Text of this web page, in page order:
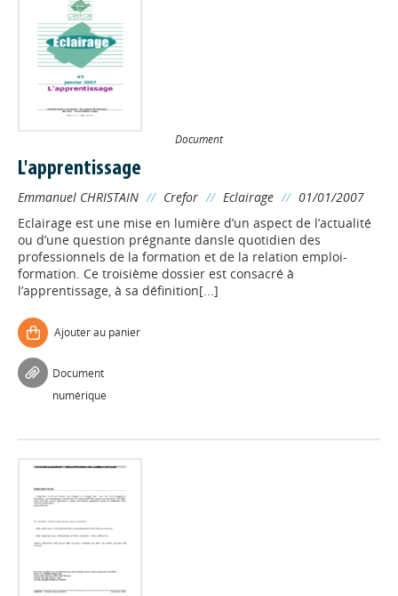
Document
L'apprentissage
Emmanuel CHRISTAIN // Crefor // Eclairage // 01/01/2007
Eclairage est une mise en lumière d’un aspect de l’actualité
ou d’une question prégnante dansle quotidien des
professionnels de la formation et de la relation emploi-
formation. Ce troisième dossier est consacré à
l’apprentissage, à sa définition[...]
Ajouter au panier
Document
numérique